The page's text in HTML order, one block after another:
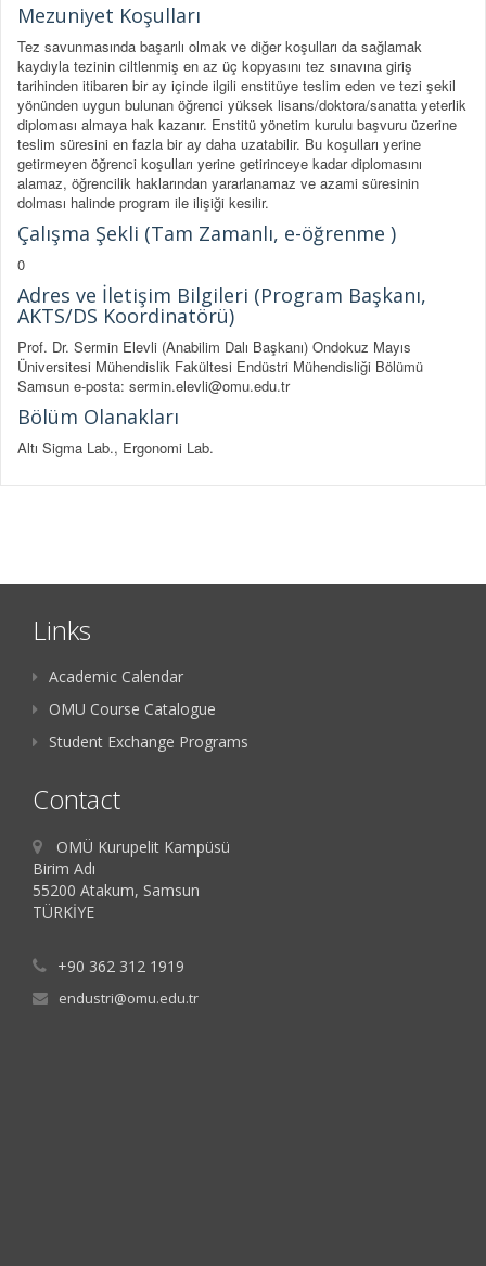
Mezuniyet Koşulları
Tez savunmasında başarılı olmak ve diğer koşulları da sağlamak
kaydıyla tezinin ciltlenmiş en az üç kopyasını tez sınavına giriş
tarihinden itibaren bir ay içinde ilgili enstitüye teslim eden ve tezi şekil
yönünden uygun bulunan öğrenci yüksek lisans/doktora/sanatta yeterlik
diploması almaya hak kazanır. Enstitü yönetim kurulu başvuru üzerine
teslim süresini en fazla bir ay daha uzatabilir. Bu koşulları yerine
getirmeyen öğrenci koşulları yerine getirinceye kadar diplomasını
alamaz, öğrencilik haklarından yararlanamaz ve azami süresinin
dolması halinde program ile ilişiği kesilir.
Çalışma Şekli (Tam Zamanlı, e-öğrenme )
0
Adres ve İletişim Bilgileri (Program Başkanı,
AKTS/DS Koordinatörü)
Prof. Dr. Sermin Elevli (Anabilim Dalı Başkanı) Ondokuz Mayıs
Üniversitesi Mühendislik Fakültesi Endüstri Mühendisliği Bölümü
Samsun e-posta: sermin.elevli@omu.edu.tr
Bölüm Olanakları
Altı Sigma Lab., Ergonomi Lab.
Links
Academic Calendar
OMU Course Catalogue
Student Exchange Programs
Contact
OMÜ Kurupelit Kampüsü
Birim Adı
55200 Atakum, Samsun
TÜRKİYE
+90 362 312 1919
endustri@omu.edu.tr